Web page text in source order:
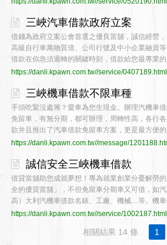
三峽汽車借款政府立案
借錢為政府立案公會首選之優良當舖，誠信經營，
高級自行車萬物質借、公司行號及中小企業融資
借款在你急須週轉的關鍵時刻，借款給您最專業的
https://danli.kpawn.com.tw//service/0407189.html
三峽機車借款不限車種
手頭吃緊沒處籌？愛車為您生現金。辦理汽機車
免留車，有無分期，都可辦理，周轉性高，各行
款并且推出了汽車借款免留車方案，更是最方便
https://danli.kpawn.com.tw//message/
誠信安全三峽機車借款
借貸當舖助您成就夢想！專為就業創業分憂解勞
全的優質當舖」，不但免留車分期車又可借，如
高）大利汽機車借款名錶、工廠、機械....等。機
https://danli.kpawn.com.tw//service/1002187.html
相關結果 14 條 1